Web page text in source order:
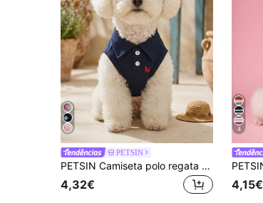
PETSIN
PETSIN Camiseta polo regata de manga curta bordada para animais de estimação, cor sólida, para primavera/verão (1 peça).
4,32€
4
4,15€